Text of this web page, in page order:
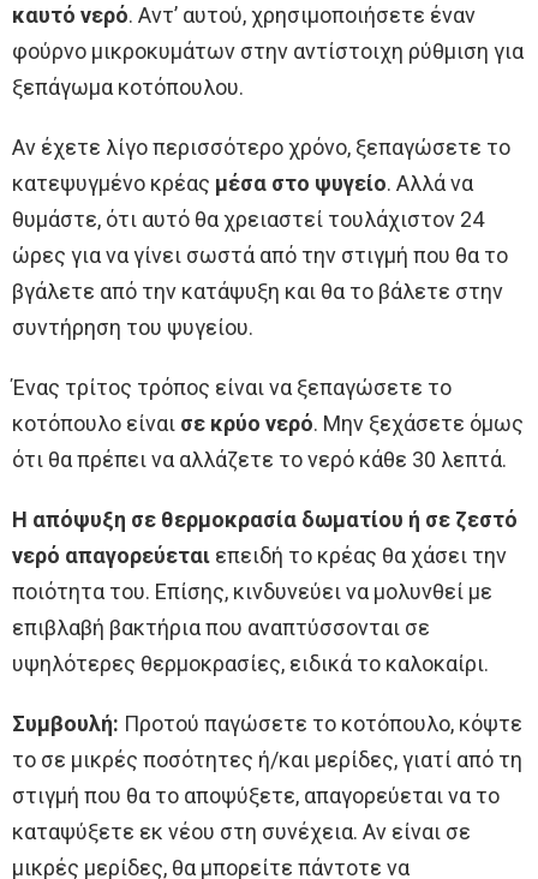
καυτό νερό. Αντ’ αυτού, χρησιμοποιήσετε έναν
φούρνο μικροκυμάτων στην αντίστοιχη ρύθμιση για
ξεπάγωμα κοτόπουλου.
Αν έχετε λίγο περισσότερο χρόνο, ξεπαγώσετε το
κατεψυγμένο κρέας μέσα στο ψυγείο. Αλλά να
θυμάστε, ότι αυτό θα χρειαστεί τουλάχιστον 24
ώρες για να γίνει σωστά από την στιγμή που θα το
βγάλετε από την κατάψυξη και θα το βάλετε στην
συντήρηση του ψυγείου.
Ένας τρίτος τρόπος είναι να ξεπαγώσετε το
κοτόπουλο είναι σε κρύο νερό. Μην ξεχάσετε όμως
ότι θα πρέπει να αλλάζετε το νερό κάθε 30 λεπτά.
Η απόψυξη σε θερμοκρασία δωματίου ή σε ζεστό
νερό απαγορεύεται επειδή το κρέας θα χάσει την
ποιότητα του. Επίσης, κινδυνεύει να μολυνθεί με
επιβλαβή βακτήρια που αναπτύσσονται σε
υψηλότερες θερμοκρασίες, ειδικά το καλοκαίρι.
Συμβουλή: Προτού παγώσετε το κοτόπουλο, κόψτε
το σε μικρές ποσότητες ή/και μερίδες, γιατί από τη
στιγμή που θα το αποψύξετε, απαγορεύεται να το
καταψύξετε εκ νέου στη συνέχεια. Αν είναι σε
μικρές μερίδες, θα μπορείτε πάντοτε να